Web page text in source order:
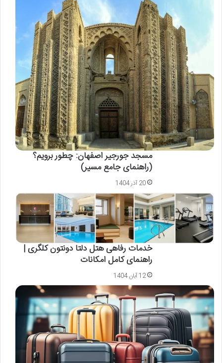
مسجد جورجیر اصفهان: چطور برویم؟
(راهنمای جامع مسیر)
20 آذر 1404
خدمات رفاهی هتل دلتا دونتون کلگری |
راهنمای کامل امکانات
12 آبان 1404